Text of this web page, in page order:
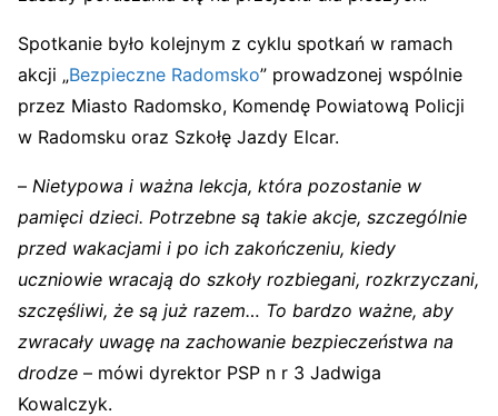
Spotkanie było kolejnym z cyklu spotkań w ramach
akcji „Bezpieczne Radomsko” prowadzonej wspólnie
przez Miasto Radomsko, Komendę Powiatową Policji
w Radomsku oraz Szkołę Jazdy Elcar.
– Nietypowa i ważna lekcja, która pozostanie w
pamięci dzieci. Potrzebne są takie akcje, szczególnie
przed wakacjami i po ich zakończeniu, kiedy
uczniowie wracają do szkoły rozbiegani, rozkrzyczani,
szczęśliwi, że są już razem… To bardzo ważne, aby
zwracały uwagę na zachowanie bezpieczeństwa na
drodze – mówi dyrektor PSP n r 3 Jadwiga
Kowalczyk.